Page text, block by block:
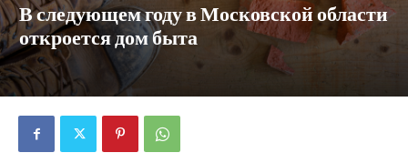
В следующем году в Московской области
откроется дом быта